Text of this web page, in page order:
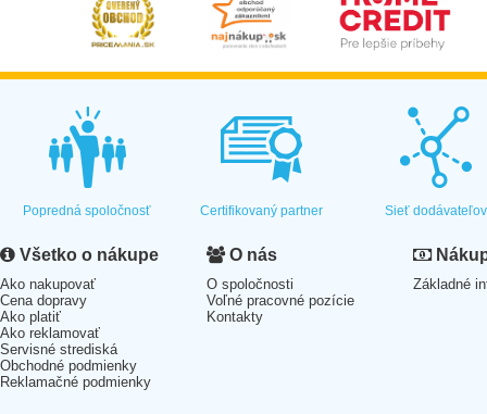
Popredná spoločnosť Certifikovaný partner Sieť dodávateľov
Všetko o nákupe
Ako nakupovať
Cena dopravy
Ako platiť
Ako reklamovať
Servisné strediská
Obchodné podmienky
Reklamačné podmienky
O nás
O spoločnosti
Voľné pracovné pozície
Kontakty
Základné